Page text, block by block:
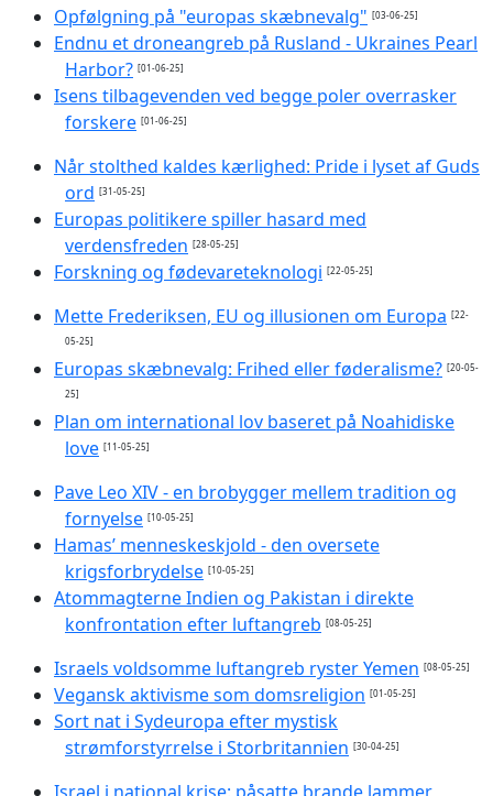
Opfølgning på "europas skæbnevalg" [03-06-25]
Endnu et droneangreb på Rusland - Ukraines Pearl
Harbor? [01-06-25]
Isens tilbagevenden ved begge poler overrasker
forskere [01-06-25]
Når stolthed kaldes kærlighed: Pride i lyset af Guds
ord [31-05-25]
Europas politikere spiller hasard med
verdensfreden [28-05-25]
Forskning og fødevareteknologi [22-05-25]
Mette Frederiksen, EU og illusionen om Europa [22-
05-25]
Europas skæbnevalg: Frihed eller føderalisme? [20-05-
25]
Plan om international lov baseret på Noahidiske
love [11-05-25]
Pave Leo XIV - en brobygger mellem tradition og
fornyelse [10-05-25]
Hamas’ menneskeskjold - den oversete
krigsforbrydelse [10-05-25]
Atommagterne Indien og Pakistan i direkte
konfrontation efter luftangreb [08-05-25]
Israels voldsomme luftangreb ryster Yemen [08-05-25]
Vegansk aktivisme som domsreligion [01-05-25]
Sort nat i Sydeuropa efter mystisk
strømforstyrrelse i Storbritannien [30-04-25]